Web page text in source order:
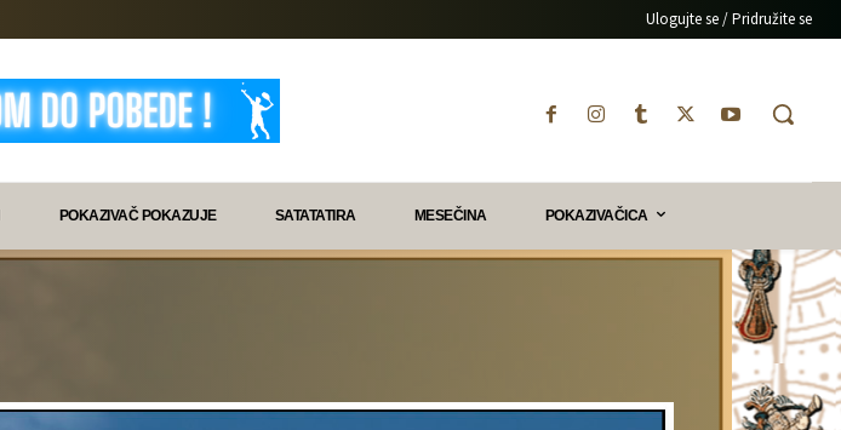
Ulogujte se / Pridružite se
POKAZIVAČ POKAZUJE SATATATIRA MESEČINA POKAZIVAČICA